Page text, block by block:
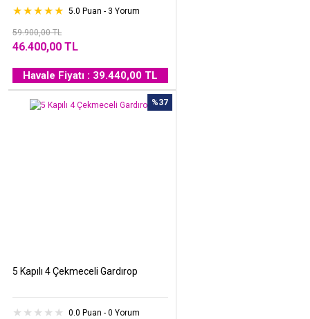
5.0 Puan - 3 Yorum
59.900,00 TL
46.400,00 TL
Havale Fiyatı : 39.440,00 TL
%37
5 Kapılı 4 Çekmeceli Gardırop
0.0 Puan - 0 Yorum